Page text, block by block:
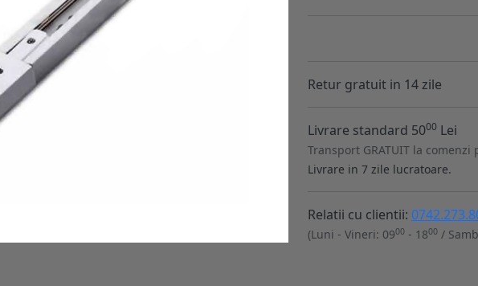
Retur gratuit in 14 zile
Livrare standard 5000 Lei
Transport GRATUIT la comenzi
Livrare in 7 zile lucratoare.
Relatii cu clientii:
(Luni - Vineri: 0900 - 1800 /